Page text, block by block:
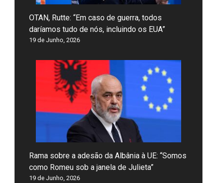
OTAN, Rutte: “Em caso de guerra, todos
daríamos tudo de nós, incluindo os EUA”
19 de Junho, 2026
Rama sobre a adesão da Albânia à UE: “Somos
como Romeu sob a janela de Julieta”
19 de Junho, 2026